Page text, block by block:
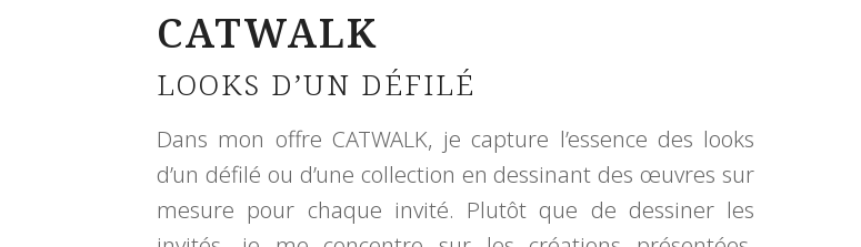
CATWALK
LOOKS D’UN DÉFILÉ
Dans mon offre CATWALK, je capture l’essence des looks
d’un défilé ou d’une collection en dessinant des œuvres sur
mesure pour chaque invité. Plutôt que de dessiner les